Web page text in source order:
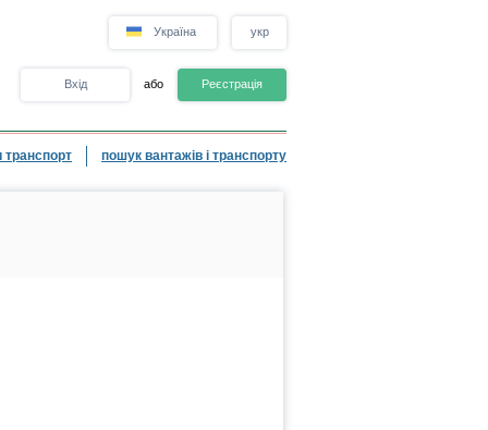
Україна укр
Вхід або Реєстрація
транспорт пошук вантажів і транспорту